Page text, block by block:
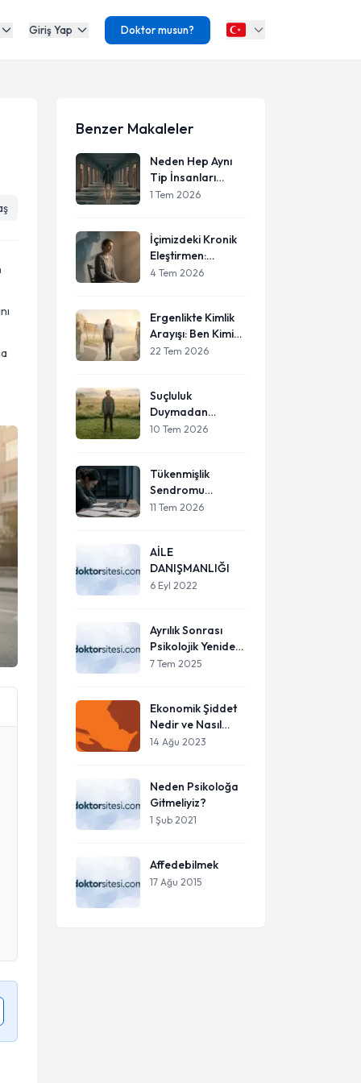
Giriş Yap Doktor musun?
Benzer Makaleler
Neden Hep Aynı
Tip İnsanları
Seçiyorum?
İlişkilerimize Etkisi
1 Tem 2026
İçimizdeki Kronik
Eleştirmen:
Kendimize Karşı
4 Tem 2026
Ergenlikte Kimlik
Arayışı: Ben Kimim
ve Nereye Aitim?
22 Tem 2026
Suçluluk
Duymadan
"Hayır"
Çizmenin
Psikolojisi
10 Tem 2026
Tükenmişlik
Sendromu
(Burnout) Nedir?
11 Tem 2026
AİLE
DANIŞMANLIĞI
6 Eyl 2022
Ayrılık Sonrası
Psikolojik Yeniden
Doğuş
7 Tem 2025
Ekonomik Şiddet
Nedir ve Nasıl
Anlarız?
14 Ağu 2023
Neden Psikoloğa
Gitmeliyiz?
1 Şub 2021
Affedebilmek
17 Ağu 2015